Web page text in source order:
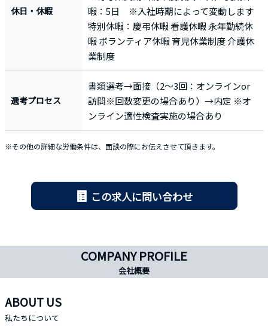
休日・休暇
暇：5日 ※入社時期によって変動します
特別休暇：慶弔休暇 看護休暇 永年勤続休
暇 ボランティア休暇 育児休業制度 介護休
業制度
選考プロセス
書類選考→面接（2〜3回：オンラインor
訪問※回数変更の場合あり）→内定 ※オ
ンライン適性検査実施の場合あり
※その他の詳細な労働条件は、面談の際にお伝えさせて頂きます。
この求人に問い合わせ
COMPANY PROFILE
会社概要
ABOUT US
私たちについて